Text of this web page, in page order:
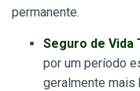
permanente.
Seguro de Vida
por um período
geralmente mais